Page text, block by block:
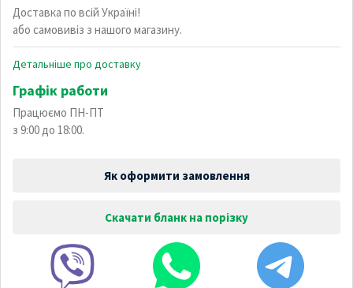
Доставка по всій Україні!
або самовивіз з нашого магазину.
Детальніше про доставку
Графік работи
Працюємо ПН-ПТ
з 9:00 до 18:00.
Як оформити замовлення
Скачати бланк на порізку